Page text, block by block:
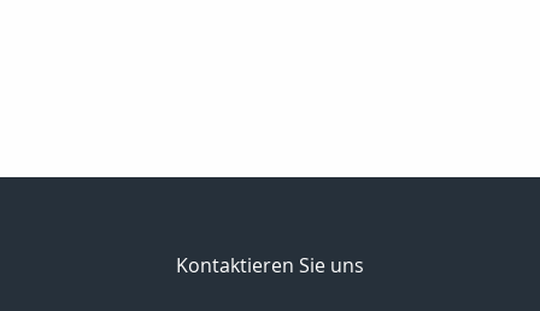
Kontaktieren Sie uns